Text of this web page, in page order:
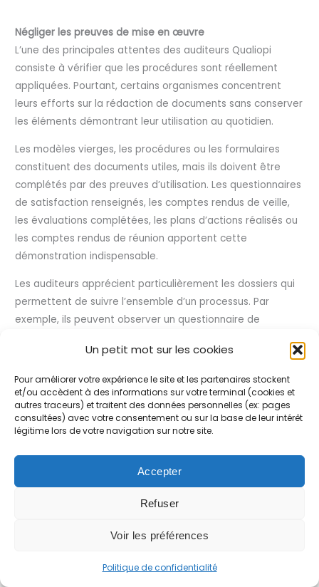
Un petit mot sur les cookies
Pour améliorer votre expérience le site et les partenaires stockent
et/ou accèdent à des informations sur votre terminal (cookies et
autres traceurs) et traitent des données personnelles (ex: pages
consultées) avec votre consentement ou sur la base de leur intérêt
légitime lors de votre navigation sur notre site.
Accepter
Refuser
Voir les préférences
Politique de confidentialité
Négliger les preuves de mise en œuvre
L’une des principales attentes des auditeurs Qualiopi
consiste à vérifier que les procédures sont réellement
appliquées. Pourtant, certains organismes concentrent
leurs efforts sur la rédaction de documents sans conserver
les éléments démontrant leur utilisation au quotidien.
Les modèles vierges, les procédures ou les formulaires
constituent des documents utiles, mais ils doivent être
complétés par des preuves d’utilisation. Les questionnaires
de satisfaction renseignés, les comptes rendus de veille,
les évaluations complétées, les plans d’actions réalisés ou
les comptes rendus de réunion apportent cette
démonstration indispensable.
Les auditeurs apprécient particulièrement les dossiers qui
permettent de suivre l’ensemble d’un processus. Par
exemple, ils peuvent observer un questionnaire de
résultats puis l’action d’amélioration effectivement
réalisée. Cette continuité montre que la démarche qualité
fonctionne concrètement.
En privilégiant les preuves issues de l’activité réelle de
l’organisme, le dossier devient beaucoup plus crédible et
reflète fidèlement le fonctionnement quotidien des
preuves comme une simple formalité à préparer juste